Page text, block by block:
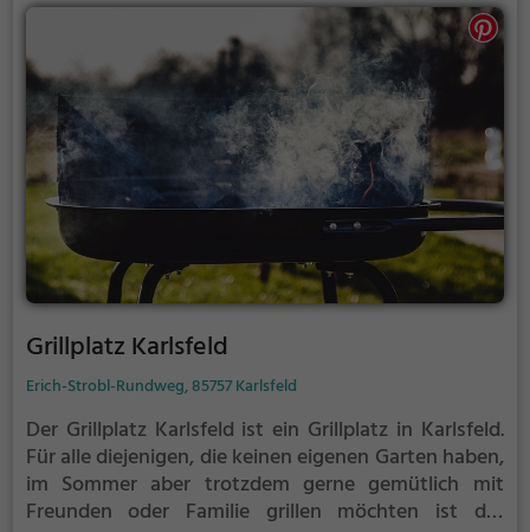
Grillplatz Karlsfeld
Erich-Strobl-Rundweg, 85757 Karlsfeld
Der Grillplatz Karlsfeld ist ein Grillplatz in Karlsfeld.
Für alle diejenigen, die keinen eigenen Garten haben,
im Sommer aber trotzdem gerne gemütlich mit
Freunden oder Familie grillen möchten ist der